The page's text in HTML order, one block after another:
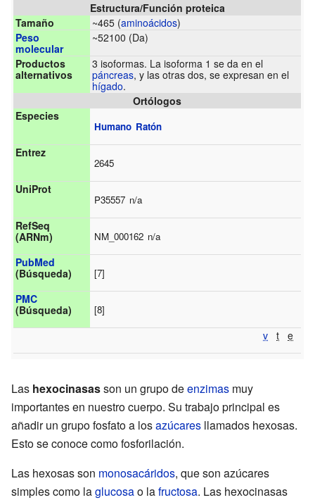
Estructura/Función proteica
Tamaño
~465 (aminoácidos)
Peso
molecular
~52100 (Da)
Productos
alternativos
3 isoformas. La isoforma 1 se da en el
páncreas, y las otras dos, se expresan en el
hígado.
Ortólogos
Especies
Humano Ratón
Entrez
2645
UniProt
P35557 n/a
RefSeq
(ARNm)
NM_000162 n/a
PubMed
(Búsqueda)
[7]
PMC
(Búsqueda)
[8]
v t e
Las hexocinasasson un grupo deenzimas muy
importantes en nuestro cuerpo. Su trabajo principal es
añadir un grupo fosfato a losazúcares llamados hexosas.
Esto se conoce como fosforilación.
Las hexosas son monosacáridos, que son azúcares
simples como laglucosao lafructosa. Las hexocinasas